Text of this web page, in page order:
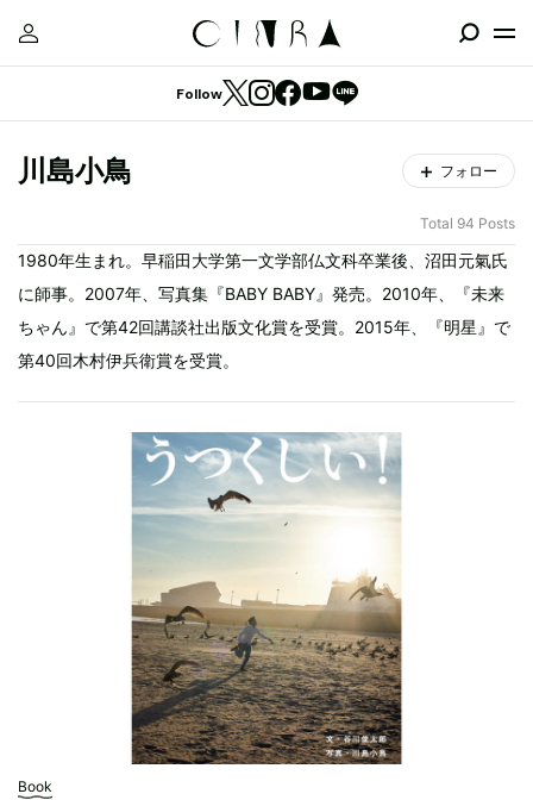
Follow
川島小鳥 フォロー
Total 94 Posts
1980年生まれ。早稲田大学第一文学部仏文科卒業後、沼田元氣氏
に師事。2007年、写真集『BABY BABY』発売。2010年、『未来
ちゃん』で第42回講談社出版文化賞を受賞。2015年、『明星』で
第40回木村伊兵衛賞を受賞。
Book